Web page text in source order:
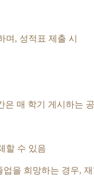
며 , 성적표 제출 시
은 매 학기 게시하는
할 수 있음
업을 희망하는 경우,